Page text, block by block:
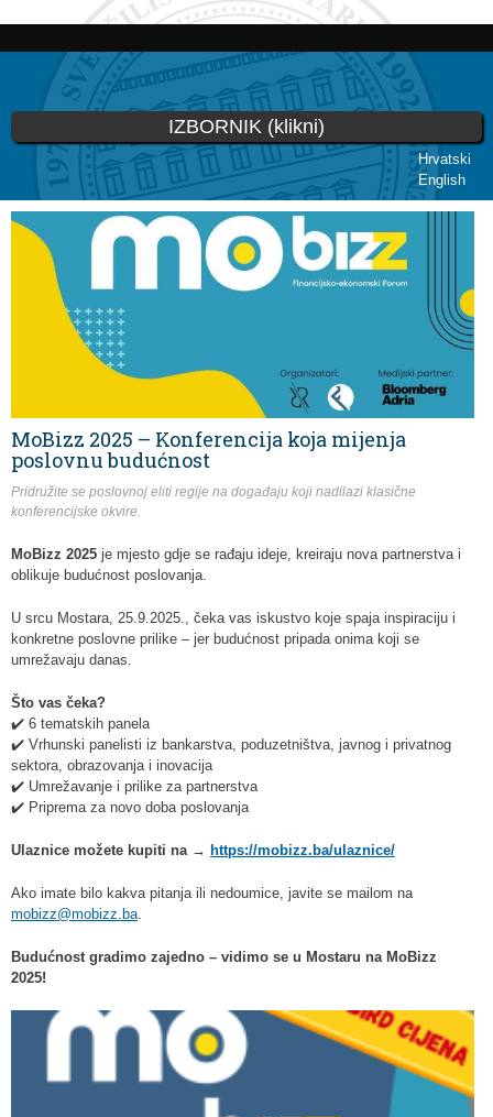
Skoči
glavni
sadržaj
Hrvatski
English
IZBORNIK (klikni)
Vi ste ovdje
MoBizz 2025 – Konferencija koja mijenja
poslovnu budućnost
Pridružite se poslovnoj eliti regije na događaju koji nadilazi klasične
konferencijske okvire.
MoBizz 2025 je mjesto gdje se rađaju ideje, kreiraju nova partnerstva i
oblikuje budućnost poslovanja.
U srcu Mostara, 25.9.2025., čeka vas iskustvo koje spaja inspiraciju i
konkretne poslovne prilike – jer budućnost pripada onima koji se
umrežavaju danas.
Što vas čeka?
✔️ 6 tematskih panela
✔️ Vrhunski panelisti iz bankarstva, poduzetništva, javnog i privatnog
sektora, obrazovanja i inovacija
✔️ Umrežavanje i prilike za partnerstva
✔️ Priprema za novo doba poslovanja
Ulaznice možete kupiti na → https://mobizz.ba/ulaznice/
Ako imate bilo kakva pitanja ili nedoumice, javite se mailom na
mobizz@mobizz.ba.
Budućnost gradimo zajedno – vidimo se u Mostaru na MoBizz
2025!